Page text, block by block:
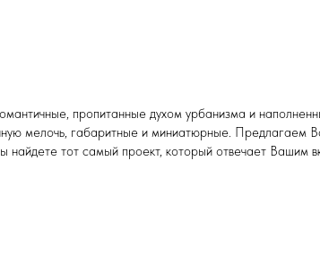
пропитанные духом урбанизма и
мелочь, габаритные и миниатюрные. Предлагаем
тот самый проект, который отвечает Вашим